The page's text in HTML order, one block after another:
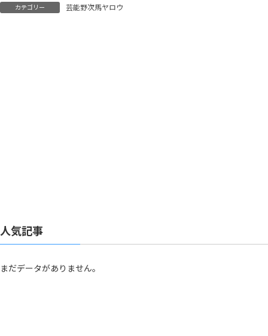
ず
カテゴリー 芸能野次馬ヤロウ
人気記事
まだデータがありません。